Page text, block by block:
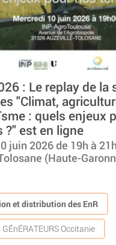
: Le replay de la
"Climat,
: quels enjeux
?" est en ligne
juin 2026 de 19h à
(Haute-
et distribution des EnR
Occitanie